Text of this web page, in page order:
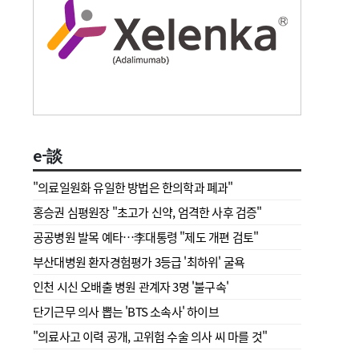
e-談
"의료일원화 유일한 방법은 한의학과 폐과"
홍승권 심평원장 " 초고가 신약, 엄격한 사후 검증"
공공병원 발목 예타…李대통령 "제도 개편 검토"
부산대병원 환자경험평가 3등급 '최하위' 굴욕
인천 시신 오배출 병원 관계자 3명 '불구속'
단기근무 의사 뽑는 'BTS 소속사' 하이브
"의료사고 이력 공개, 고위험 수술 의사 씨 마를 것"